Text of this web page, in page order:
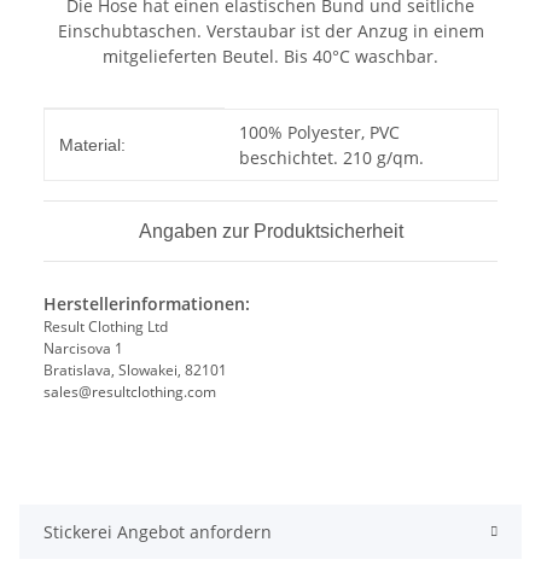
Die Hose hat einen elastischen Bund und seitliche
Einschubtaschen. Verstaubar ist der Anzug in einem
mitgelieferten Beutel. Bis 40°C waschbar.
Material:
100% Polyester, PVC
beschichtet. 210 g/qm.
Angaben zur Produktsicherheit
Herstellerinformationen:
Result Clothing Ltd
Narcisova 1
Bratislava, Slowakei, 82101
sales@resultclothing.com
Stickerei Angebot anfordern